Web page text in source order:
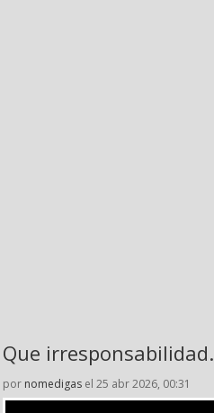
Que irresponsabilidad.
por nomedigas el 25 abr 2026, 00:31